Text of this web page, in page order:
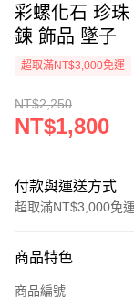
彩螺化石 珍
鍊 飾品 墜子
超取滿NT$3,000免運
NT$2,250
NT$1,800
付款與運送方式
超取滿NT$3,000免運
信用卡一次付款
商品特色
商品編號